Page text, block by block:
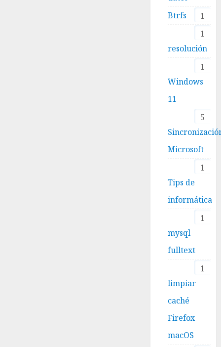
1
Btrfs
1
resolución
1
Windows
11
5
Microsoft
1
Tips de
informática
1
mysql
fulltext
1
limpiar
caché
Firefox
macOS